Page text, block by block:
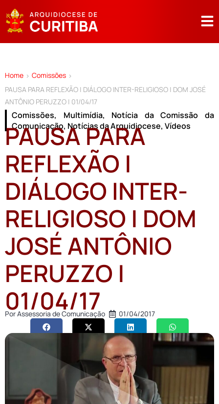
Home > Comissões >
PAUSA PARA REFLEXÃO | DIÁLOGO INTER-RELIGIOSO | DOM JOSÉ
ANTÔNIO PERUZZO | 01/04/17
Comissões, Multimídia, Notícia da Comissão da
Comunicação, Notícias da Arquidiocese, Vídeos
PAUSA PARA
REFLEXÃO |
DIÁLOGO INTER-
RELIGIOSO | DOM
JOSÉ ANTÔNIO
PERUZZO |
01/04/17
PorAssessoria de Comunicação 01/04/2017